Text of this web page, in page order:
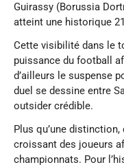
Guirassy (Borussia
atteint une historique
Cette visibilité dans le
puissance du football
d’ailleurs le suspense
duel se dessine entre
outsider crédible.
Plus qu’une
croissant des joueurs
championnats. Pour